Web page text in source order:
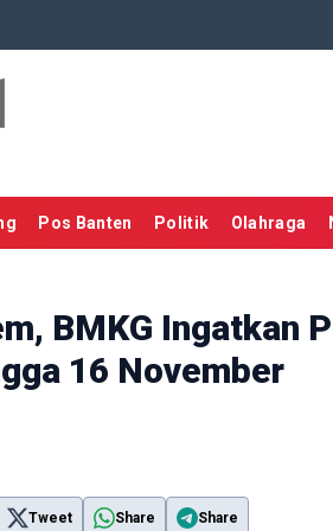
Pos Banten Politik Olahraga
BMKG Ingatkan
16 November
Tweet Share Share